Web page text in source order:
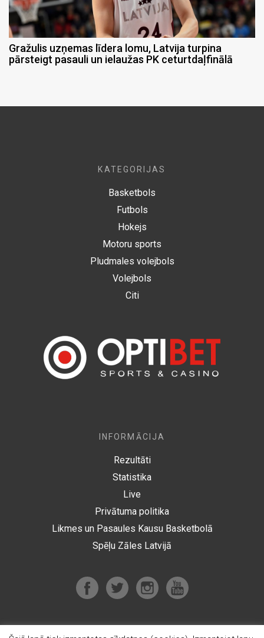
Gražulis uzņemas līdera lomu, Latvija turpina
pārsteigt pasauli un ielaužas PK ceturtdaļfinālā
KATEGORIJAS
Basketbols
Futbols
Hokejs
Motoru sports
Pludmales volejbols
Volejbols
Citi
INFORMĀCIJA
Rezultāti
Statistika
Live
Privātuma politika
Likmes un Pasaules Kausu Basketbolā
Spēļu Zāles Latvijā